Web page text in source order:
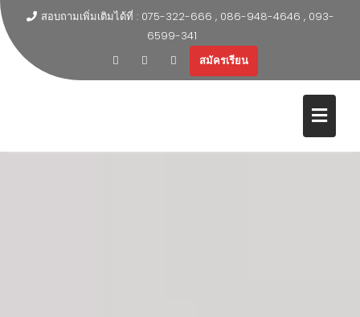
สอบถามเพิ่มเติมได้ที่ : 075-322-666 , 086-948-4646 , 093-
6599-341
สมัครเรียน